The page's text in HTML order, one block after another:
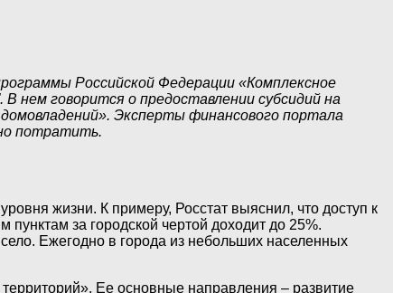
Российской Федерации «Комплексное
нем говорится о предоставлении субсидий на
Эксперты финансового портала
потратить.
жизни. К примеру, Росстат выяснил, что доступ к
за городской чертой доходит до 25%.
Ежегодно в города из небольших населенных
Ее основные направления – развитие